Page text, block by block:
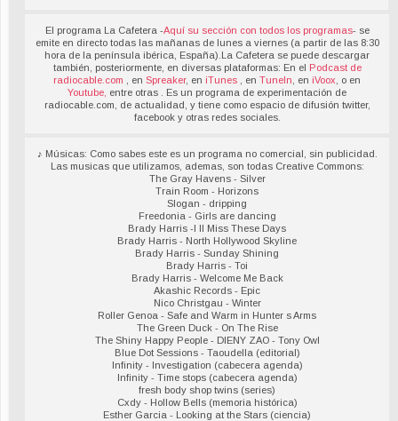
El programa La Cafetera -Aquí su sección con todos los programas- se
emite en directo todas las mañanas de lunes a viernes (a partir de las 8:30
hora de la península ibérica, España).La Cafetera se puede descargar
también, posteriormente, en diversas plataformas: En el Podcast de
radiocable.com
, enSpreaker, en iTunes , enTuneIn , en iVoox , o en
Youtube, entre otras . Es un programa de experimentación de
radiocable.com, de actualidad, y tiene como espacio de difusión twitter,
facebook y otras redes sociales.
♪ Músicas: Como sabes este es un programa no comercial, sin publicidad.
Las musicas que utilizamos, ademas, son todas Creative Commons:
The Gray Havens - Silver
Train Room - Horizons
Slogan - dripping
Freedonia - Girls are dancing
Brady Harris -I ll Miss These Days
Brady Harris - North Hollywood Skyline
Brady Harris - Sunday Shining
Brady Harris - Toi
Brady Harris - Welcome Me Back
Akashic Records - Epic
Nico Christgau - Winter
Roller Genoa - Safe and Warm in Hunter s Arms
The Green Duck - On The Rise
The Shiny Happy People - DIENY ZAO - Tony Owl
Blue Dot Sessions - Taoudella (editorial)
Infinity - Investigation (cabecera agenda)
Infinity - Time stops (cabecera agenda)
fresh body shop twins (series)
Cxdy - Hollow Bells (memoria histórica)
Esther Garcia - Looking at the Stars (ciencia)